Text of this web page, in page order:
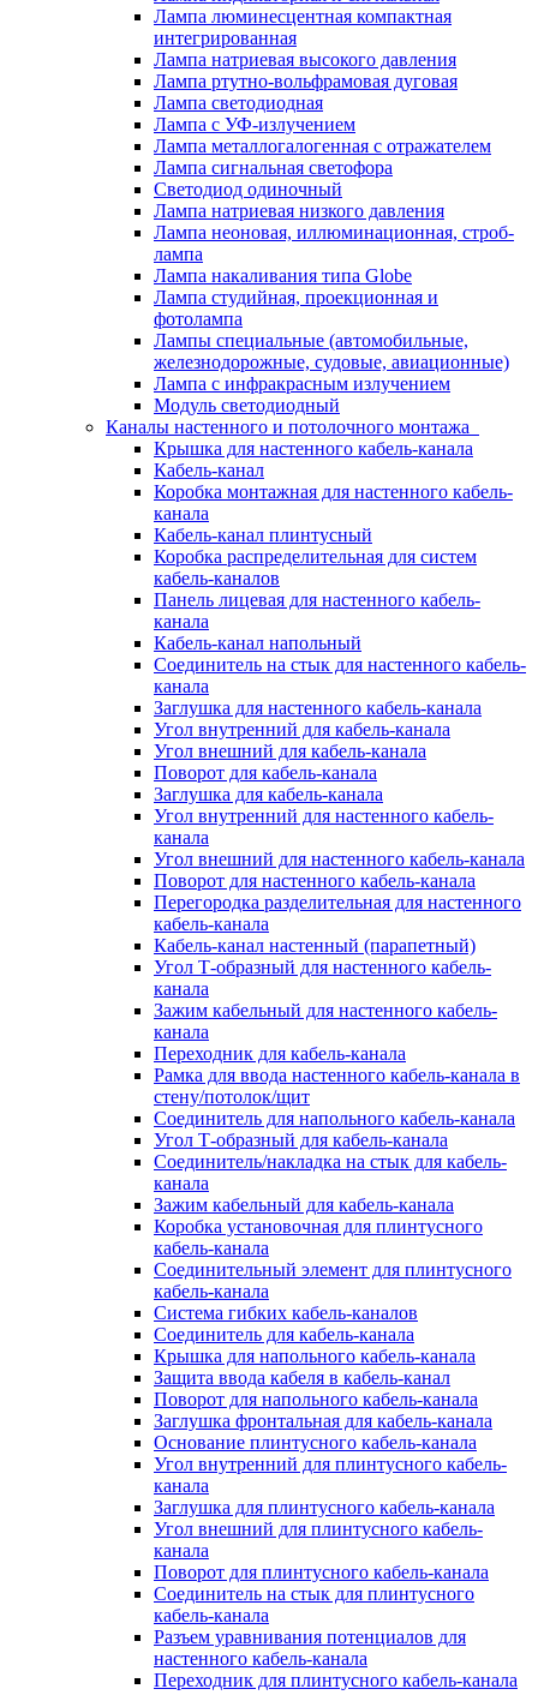
Лампа люминесцентная компактная
интегрированная
Лампа натриевая высокого давления
Лампа ртутно-вольфрамовая дуговая
Лампа светодиодная
Лампа с УФ-излучением
Лампа металлогалогенная с отражателем
Лампа сигнальная светофора
Светодиод одиночный
Лампа натриевая низкого давления
Лампа неоновая, иллюминационная, строб-
лампа
Лампа накаливания типа Globe
Лампа студийная, проекционная и
фотолампа
Лампы специальные (автомобильные,
железнодорожные, судовые, авиационные)
Лампа с инфракрасным излучением
Модуль светодиодный
Каналы настенного и потолочного монтажа
Крышка для настенного кабель-канала
Кабель-канал
Коробка монтажная для настенного кабель-
канала
Кабель-канал плинтусный
Коробка распределительная для систем
кабель-каналов
Панель лицевая для настенного кабель-
канала
Кабель-канал напольный
Соединитель на стык для настенного кабель-
канала
Заглушка для настенного кабель-канала
Угол внутренний для кабель-канала
Угол внешний для кабель-канала
Поворот для кабель-канала
Заглушка для кабель-канала
Угол внутренний для настенного кабель-
канала
Угол внешний для настенного кабель-канала
Поворот для настенного кабель-канала
Перегородка разделительная для настенного
кабель-канала
Кабель-канал настенный (парапетный)
Угол Т-образный для настенного кабель-
канала
Зажим кабельный для настенного кабель-
канала
Переходник для кабель-канала
Рамка для ввода настенного кабель-канала в
стену/потолок/щит
Соединитель для напольного кабель-канала
Угол Т-образный для кабель-канала
Соединитель/накладка на стык для кабель-
канала
Зажим кабельный для кабель-канала
Коробка установочная для плинтусного
кабель-канала
Соединительный элемент для плинтусного
кабель-канала
Система гибких кабель-каналов
Соединитель для кабель-канала
Крышка для напольного кабель-канала
Защита ввода кабеля в кабель-канал
Поворот для напольного кабель-канала
Заглушка фронтальная для кабель-канала
Основание плинтусного кабель-канала
Угол внутренний для плинтусного кабель-
канала
Заглушка для плинтусного кабель-канала
Угол внешний для плинтусного кабель-
канала
Поворот для плинтусного кабель-канала
Соединитель на стык для плинтусного
кабель-канала
Разъем уравнивания потенциалов для
настенного кабель-канала
Переходник для плинтусного кабель-канала